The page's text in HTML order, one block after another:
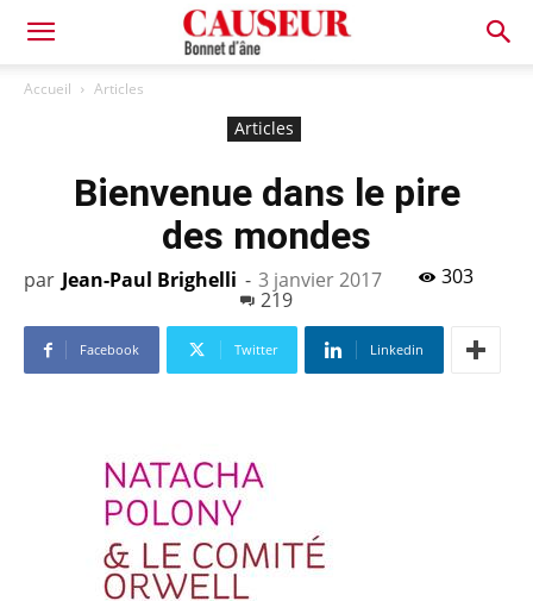
Bonnet
Accueil Articles
Articles
Bienvenue dans le pire
des mondes
par Jean-Paul Brighelli - 3 janvier 2017
303
219
Facebook Twitter Linkedin